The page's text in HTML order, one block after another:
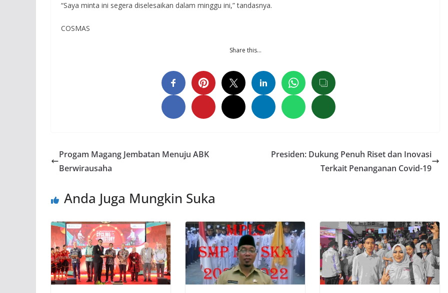
“Saya minta ini segera diselesaikan dalam minggu ini,” tandasnya.
COSMAS
Share this…
Progam Magang Jembatan Menuju ABK
Berwirausaha
Presiden: Dukung Penuh Riset dan Inovasi
Terkait Penanganan Covid-19
Anda Juga Mungkin Suka